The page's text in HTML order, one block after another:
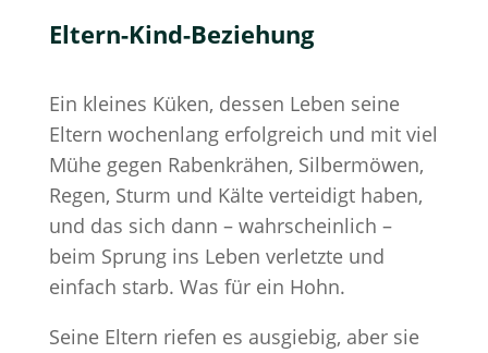
Eltern-Kind-Beziehung
Ein kleines Küken, dessen Leben seine
Eltern wochenlang erfolgreich und mit viel
Mühe gegen Rabenkrähen, Silbermöwen,
Regen, Sturm und Kälte verteidigt haben,
und das sich dann – wahrscheinlich –
beim Sprung ins Leben verletzte und
einfach starb. Was für ein Hohn.
Seine Eltern riefen es ausgiebig, aber sie